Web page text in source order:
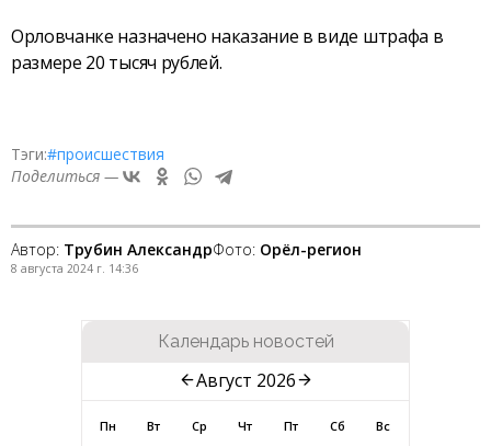
Орловчанке назначено наказание в виде штрафа в
размере 20 тысяч рублей.
Тэги:#происшествия
Поделиться —
Автор: Трубин АлександрФото: Орёл-регион
8 августа 2024 г. 14:36
Календарь новостей
Август 2026
Пн Вт Ср Чт Пт Сб Вс